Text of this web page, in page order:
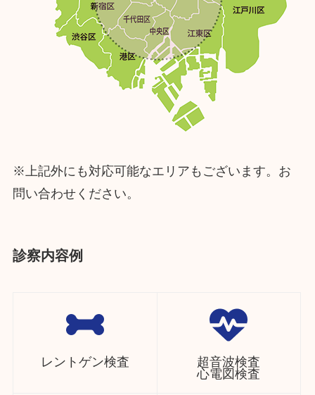
※上記外にも対応可能なエリアもございます。お
問い合わせください。
診察内容例
レントゲン検査
超音波検査
心電図検査